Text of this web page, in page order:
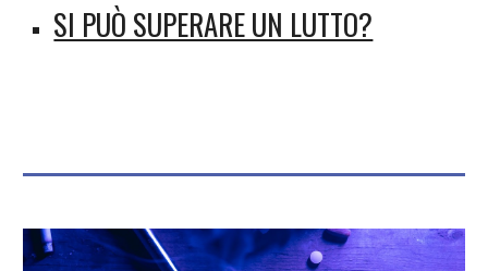
SI PUÒ SUPERARE UN LUTTO?